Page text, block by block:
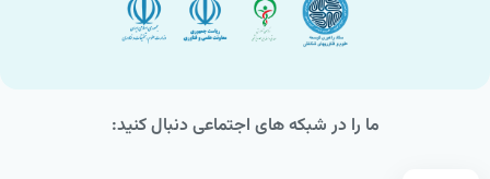
ما را در شبکه های اجتماعی دنبال کنید: